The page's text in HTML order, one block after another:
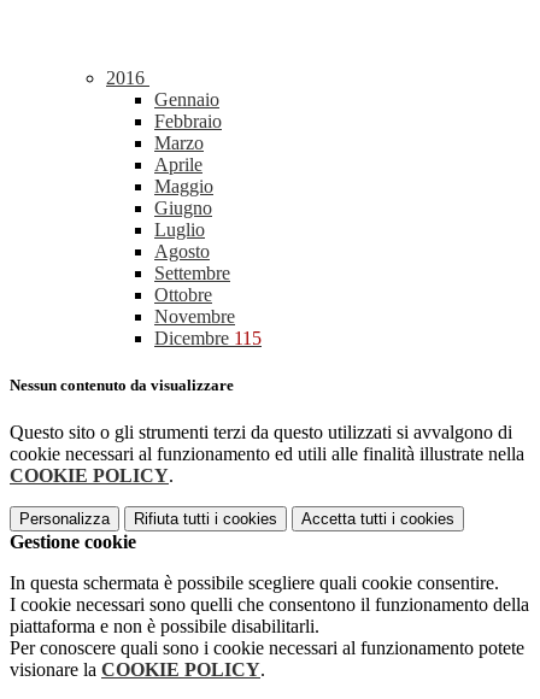
2016
Gennaio
Febbraio
Marzo
Aprile
Maggio
Giugno
Luglio
Agosto
Settembre
Ottobre
Novembre
Dicembre 115
Nessun contenuto da visualizzare
Questo sito o gli strumenti terzi da questo utilizzati si avvalgono di
cookie necessari al funzionamento ed utili alle finalità illustrate nella
COOKIE POLICY.
Personalizza Rifiuta tutti i cookies Accetta tutti i cookies
Gestione cookie
In questa schermata è possibile scegliere quali cookie consentire.
I cookie necessari sono quelli che consentono il funzionamento della
piattaforma e non è possibile disabilitarli.
Per conoscere quali sono i cookie necessari al funzionamento potete
visionare la COOKIE POLICY.